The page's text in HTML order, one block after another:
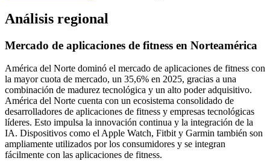
Análisis regional
Mercado de aplicaciones de fitness en Norteamérica
América del Norte dominó el mercado de aplicaciones de fitness con
la mayor cuota de mercado, un 35,6% en 2025, gracias a una
combinación de madurez tecnológica y un alto poder adquisitivo.
América del Norte cuenta con un ecosistema consolidado de
desarrolladores de aplicaciones de fitness y empresas tecnológicas
líderes. Esto impulsa la innovación continua y la integración de la
IA. Dispositivos como el Apple Watch, Fitbit y Garmin también son
ampliamente utilizados por los consumidores y se integran
fácilmente con las aplicaciones de fitness.